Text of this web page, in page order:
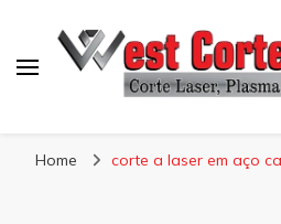
Home corte a laser em aço